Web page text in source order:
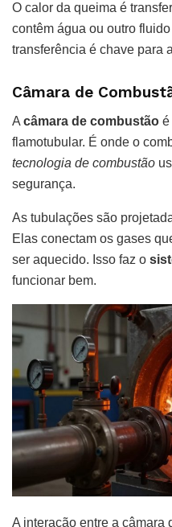
O calor da queima é
contêm água ou outro
transferência é chave para
Câmara de
A câmara de combustão é
flamotubular. É onde o
tecnologia de combustão
segurança.
As tubulações são
Elas conectam os gases
ser aquecido. Isso faz o
funcionar bem.
A interação entre a câmara